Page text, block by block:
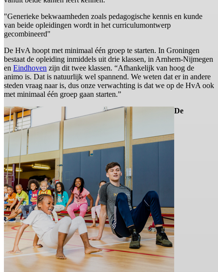
"Generieke bekwaamheden zoals pedagogische kennis en kunde
van beide opleidingen wordt in het curriculumontwerp
gecombineerd"
De HvA hoopt met minimaal één groep te starten. In Groningen
bestaat de opleiding inmiddels uit drie klassen, in Arnhem-Nijmegen
en Eindhoven zijn dit twee klassen. “Afhankelijk van hoog de
animo is. Dat is natuurlijk wel spannend. We weten dat er in andere
steden vraag naar is, dus onze verwachting is dat we op de HvA ook
met minimaal één groep gaan starten.”
De